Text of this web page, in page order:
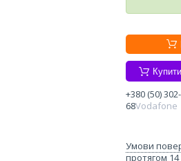
+380 (50)
68Vodafone
протягом 14